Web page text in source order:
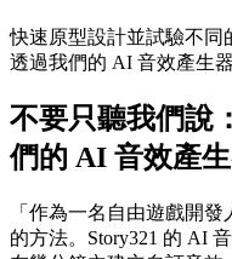
快速原型設計並試驗不同
透過我們的 AI 音效產生
不要只聽我們說
們的 AI 音效產
「作為一名自由遊戲開
的方法。Story321 的 AI